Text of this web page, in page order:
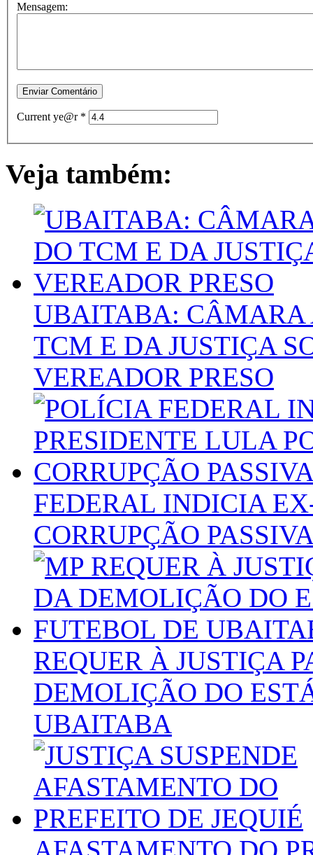
Mensagem:
Current ye@r *
Veja também:
UBAITABA: CÂMARA
TCM E DA JUSTIÇA
VEREADOR PRESO
FEDERAL INDICIA
CORRUPÇÃO
REQUER À JUSTIÇA
DEMOLIÇÃO DO
UBAITABA